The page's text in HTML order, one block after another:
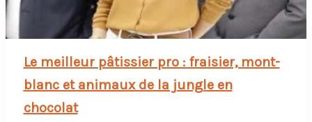
Le meilleur pâtissier pro : fraisier, mont-
blanc et animaux de la jungle en
chocolat